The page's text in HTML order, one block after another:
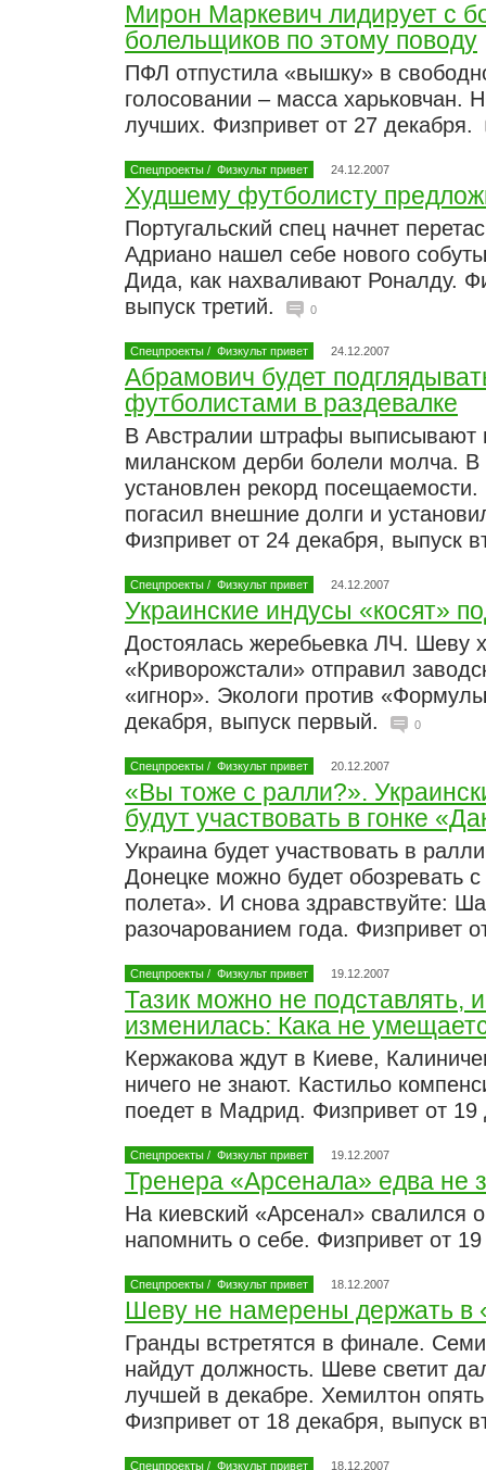
Мирон Маркевич лидирует с
болельщиков по этому поводу
ПФЛ отпустила «вышку» в
голосовании – масса харьковчан.
лучших. Физпривет от 27 декабря.
Спецпроекты / Физкульт привет 24.12.2007
Худшему футболисту
Португальский спец начнет
Адриано нашел себе нового
Дида, как нахваливают Роналду.
выпуск третий.
0
Спецпроекты / Физкульт привет 24.12.2007
Абрамович будет
футболистами в раздевалке
В Австралии штрафы выписывают
миланском дерби болели молча. В
установлен рекорд посещаемости.
погасил внешние долги и
Физпривет от 24 декабря, выпуск
Спецпроекты / Физкульт привет 24.12.2007
Украинские индусы «косят»
Достоялась жеребьевка ЛЧ. Шеву
«Криворожстали» отправил
«игнор». Экологи против
декабря, выпуск первый.
0
Спецпроекты / Физкульт привет 20.12.2007
«Вы тоже с ралли?».
будут участвовать в гонке
Украина будет участвовать в
Донецке можно будет обозревать
полета». И снова здравствуйте:
разочарованием года. Физпривет
Спецпроекты / Физкульт привет 19.12.2007
Тазик можно не подставлять,
изменилась: Кака не
Кержакова ждут в Киеве,
ничего не знают. Кастильо
поедет в Мадрид. Физпривет от
Спецпроекты / Физкульт привет 19.12.2007
Тренера «Арсенала» едва не
На киевский «Арсенал» свалился
напомнить о себе. Физпривет от
Спецпроекты / Физкульт привет 18.12.2007
Шеву не намерены держать в
Гранды встретятся в финале.
найдут должность. Шеве светит
лучшей в декабре. Хемилтон
Физпривет от 18 декабря, выпуск
Спецпроекты / Физкульт привет 18.12.2007